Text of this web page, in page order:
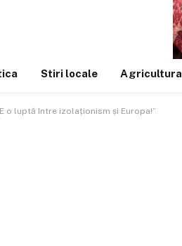
Stiri locale Agricultura
o luptă între izolaționism și Europa!”